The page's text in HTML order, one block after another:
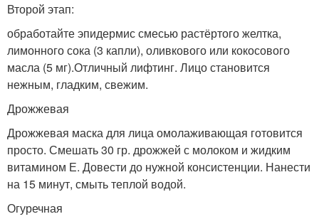
Второй этап:
обработайте эпидермис смесью растёртого желтка,
лимонного сока (3 капли), оливкового или кокосового
масла (5 мг).Отличный лифтинг. Лицо становится
нежным, гладким, свежим.
Дрожжевая
Дрожжевая маска для лица омолаживающая готовится
просто. Смешать 30 гр. дрожжей с молоком и жидким
витамином Е. Довести до нужной консистенции. Нанести
на 15 минут, смыть теплой водой.
Огуречная